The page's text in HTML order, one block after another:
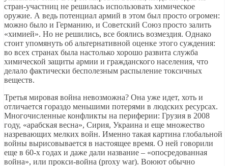
стран-участниц не решилась использовать химическое
оружие. А ведь потенциал армий в этом был просто огромен:
можно было и Германию, и Советский Союз просто залить
«химией». Но не решились, все боялись возмездия. Однако
стоит упомянуть об альтернативной оценке этого суждения:
во всех странах была настолько хорошо развита служба
химической защиты армии и гражданского населения, что
делало фактически бесполезным распыление токсичных
веществ.
Третья мировая война невозможна? Она уже идет, хоть и
отличается гораздо меньшими потерями в людских ресурсах.
Многочисленные конфликты на периферии: Грузия в 2008
году, «арабская весна», Сирия, Украина и еще множество
назревающих мелких войн. Именно такая картина глобальной
войны вырисовывается в настоящее время. О ней говорили
еще в 60-х годах и даже дали название – «опосредованная
война», или прокси-война (proxy war). Воюют обычно